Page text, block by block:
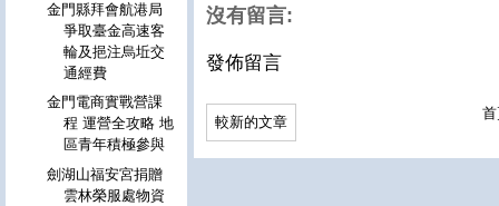
沒有留言:
發佈留言
較新的文章
金門縣拜會航港局
爭取臺金高速客
輪及挹注烏坵交
通經費
金門電商實戰營課
程 運營全攻略 地
區青年積極參與
劍湖山福安宮捐贈
雲林榮服處物資